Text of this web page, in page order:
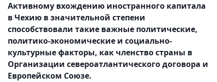
Активному вхождению иностранного капитала
в Чехию в значительной степени
способствовали такие важные политические,
политико-экономические и социально-
культурные факторы, как членство страны в
Организации североатлантического договора и
Европейском Союзе.